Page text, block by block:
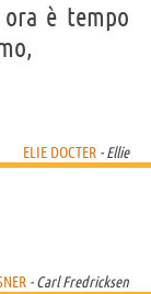
è tempo
ELIE DOCTER - Ellie
- Carl Fredricksen